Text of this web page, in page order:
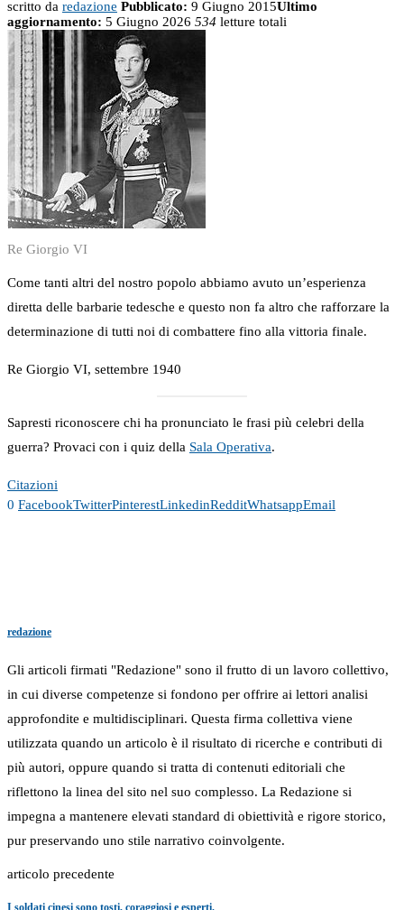
scritto da redazione Pubblicato: 9 Giugno 2015Ultimo
aggiornamento: 5 Giugno 2026 534 letture totali
Re Giorgio VI
Come tanti altri del nostro popolo abbiamo avuto un’esperienza
diretta delle barbarie tedesche e questo non fa altro che rafforzare la
determinazione di tutti noi di combattere fino alla vittoria finale.
Re Giorgio VI, settembre 1940
Sapresti riconoscere chi ha pronunciato le frasi più celebri della
guerra? Provaci con i quiz della Sala Operativa.
Citazioni
0 FacebookTwitterPinterestLinkedinRedditWhatsappEmail
redazione
Gli articoli firmati "Redazione" sono il frutto di un lavoro collettivo,
in cui diverse competenze si fondono per offrire ai lettori analisi
approfondite e multidisciplinari. Questa firma collettiva viene
utilizzata quando un articolo è il risultato di ricerche e contributi di
più autori, oppure quando si tratta di contenuti editoriali che
riflettono la linea del sito nel suo complesso. La Redazione si
impegna a mantenere elevati standard di obiettività e rigore storico,
pur preservando uno stile narrativo coinvolgente.
articolo precedente
I soldati cinesi sono tosti, coraggiosi e esperti.